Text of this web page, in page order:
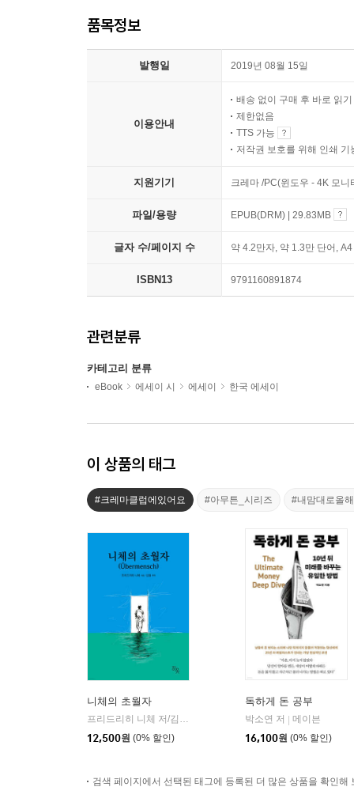
품목정보
발행일 2019년 08월 15일
이용안내
배송 없이 구매 후 바로 읽기
제한없음
TTS 가능
저작권 보호를 위해 인쇄 기
지원기기 크레마 /PC(윈도우 - 4K 모
파일/용량 EPUB(DRM) | 29.83MB
글자 수/페이지 수 약 4.2만자, 약 1.3만 단어,
ISBN13 9791160891874
관련분류
카테고리 분류
eBook 에세이 시 에세이 한국 에세이
이 상품의 태그
#크레마클럽에있어요 #아무튼_시리즈 #내맘대로올
니체의 초월자
12,500원 (0% 할인)
독하게 돈 공부
박소연 저 | 메이븐
16,100원 (0% 할인)
검색 페이지에서 선택된 태그에 등록된 더 많은 상품을 확인해